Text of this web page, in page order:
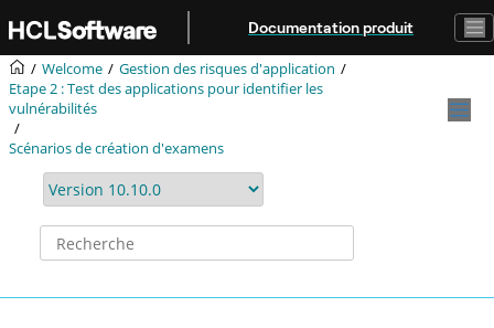
Aller au contenu principal
Documentation produit
Welcome
Gestion des risques d'application
Etape 2 : Test des applications pour identifier les
vulnérabilités
Scénarios de création d'examens